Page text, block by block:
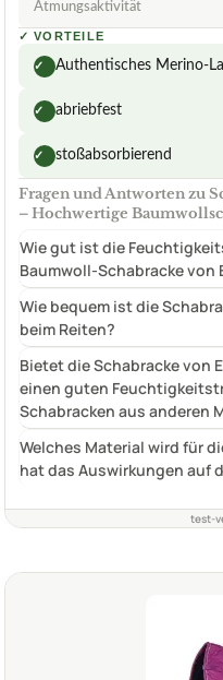
Atmungsaktivität
✓ VORTEILE
✓ Authentisches Merino-
✓ abriebfest
✓ stoßabsorbierend
Fragen und Antworten zu
– Hochwertige
Wie gut ist die
Baumwoll-Schabracke von
Wie bequem ist die
beim Reiten?
Bietet die Schabracke von
einen guten
Schabracken aus anderen
Welches Material wird für
hat das Auswirkungen auf
test-